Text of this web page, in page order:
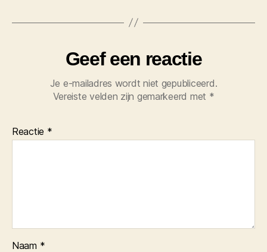
Geef een reactie
Je e-mailadres wordt niet gepubliceerd.
Vereiste velden zijn gemarkeerd met *
Reactie *
Naam *